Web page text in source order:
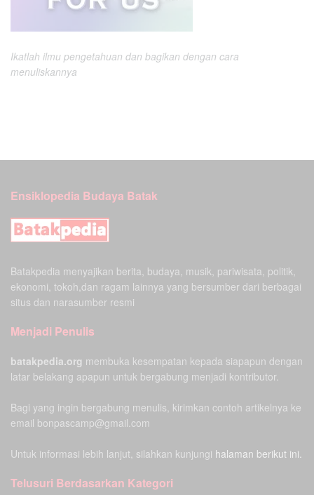
Ikatlah ilmu pengetahuan dan bagikan dengan cara
menuliskannya
Ensiklopedia Budaya Batak
Batakpedia menyajikan berita, budaya, musik, pariwisata, politik,
ekonomi, tokoh,dan ragam lainnya yang bersumber dari berbagai
situs dan narasumber resmi
Menjadi Penulis
batakpedia.org membuka kesempatan kepada siapapun dengan
latar belakang apapun untuk bergabung menjadi kontributor.
Bagi yang ingin bergabung menulis, kirimkan contoh artikelnya ke
email bonpascamp@gmail.com
Untuk informasi lebih lanjut, silahkan kunjungi halaman berikut ini.
Telusuri Berdasarkan Kategori